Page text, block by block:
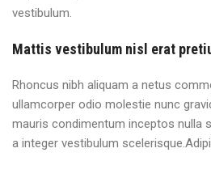
vestibulum.
Mattis vestibulum nisl erat
Rhoncus nibh aliquam a netus
ullamcorper odio molestie nunc
mauris condimentum inceptos nulla
a integer vestibulum